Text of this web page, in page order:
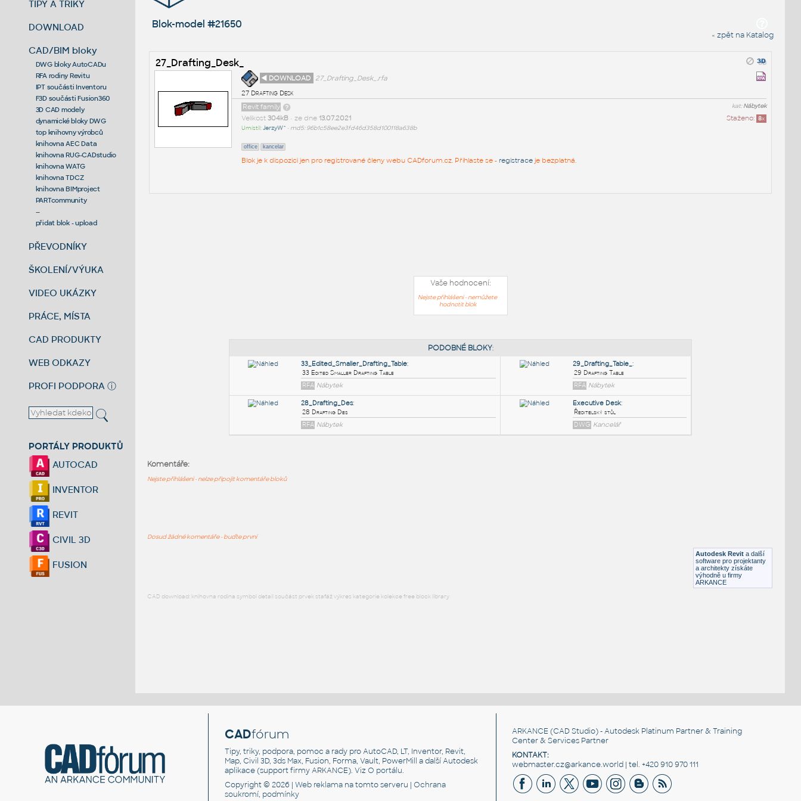
TIPY A TRIKY
DOWNLOAD
CAD/BIM bloky
DWG bloky AutoCADu
RFA rodiny Revitu
IPT součásti Inventoru
F3D součásti Fusion360
3D CAD modely
dynamické bloky DWG
top knihovny výrobců
knihovna AEC Data
knihovna RUG-CADstudio
knihovna WATG
knihovna TDCZ
knihovna BIMproject
PARTcommunity
--
přidat blok - upload
PŘEVODNÍKY
ŠKOLENÍ/VÝUKA
VIDEO UKÁZKY
PRÁCE, MÍSTA
CAD PRODUKTY
WEB ODKAZY
PROFI PODPORA ⓘ
PORTÁLY PRODUKTŮ
AUTOCAD
INVENTOR
REVIT
CIVIL 3D
FUSION
Blok-model #21650
« zpět na Katalog
27_Drafting_Desk_
◄ DOWNLOAD
27_Drafting_Desk_.rfa
27 Drafting Desk
kat:Nábytek
Revit family
Staženo: 8x
Velikost 304kB• ze dne 13.07.2021
Umístil:JerzyW^ • md5: 96b1c58ee2e3fd46d358d100118a638b
office kancelar
Blok je k dispozici jen pro registrované členy webu CADforum.cz. Přihlaste se - registraceje bezplatná.
Vaše hodnocení:
Nejste přihlášeni - nemůžete
hodnotit blok
DWG Kancelář
Autodesk Revit a další
software pro projektanty
a architekty získáte
výhodně u firmy
ARKANCE
Komentáře:
Nejste přihlášeni - nelze připojit komentáře bloků
Dosud žádné komentáře - buďte první
CAD download: knihovna rodina symbol detail součást prvek stafáž výkres kategorie kolekce free block library
CADfórum
Tipy, triky, podpora, pomoc a rady pro AutoCAD, LT, Inventor, Revit,
Map, Civil 3D, 3ds Max, Fusion, Forma, Vault, PowerMill a další Autodesk
aplikace (support firmy ARKANCE). VizO portálu.
Copyright © 2026 |Web reklama na tomto serveru |Ochrana
soukromí, podmínky
ARKANCE (CAD Studio) - Autodesk Platinum Partner & Training
Center & Services Partner
KONTAKT:
webmaster.cz@arkance.world | tel. +420 910 970 111